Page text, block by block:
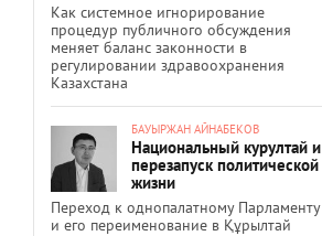
Как системное игнорирование
процедур публичного обсуждения
меняет баланс законности в
регулировании здравоохранения
Казахстана
БАУЫРЖАН АЙНАБЕКОВ
Национальный курултай и
перезапуск политической
жизни
Переход к однопалатному Парламенту
и его переименование в Құрылтай